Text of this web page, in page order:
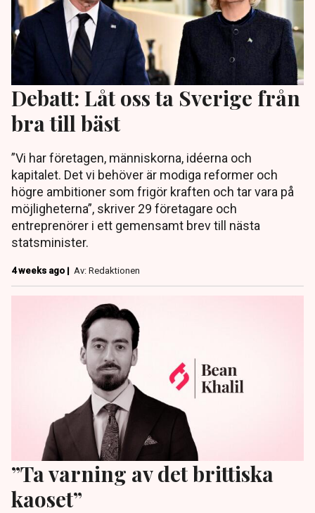
Debatt: Låt oss ta Sverige från
bra till bäst
”Vi har företagen, människorna, idéerna och
kapitalet. Det vi behöver är modiga reformer och
högre ambitioner som frigör kraften och tar vara på
möjligheterna”, skriver 29 företagare och
entreprenörer i ett gemensamt brev till nästa
statsminister.
4 weeks ago | Av: Redaktionen
”Ta varning av det brittiska
kaoset”